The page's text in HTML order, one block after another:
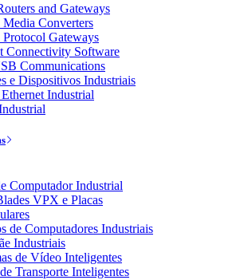
and Gateways
Converters
Gateways
Connectivity Software
Communications
e Dispositivos Industriais
Industrial
Computador Industrial
VPX e Placas
de Computadores Industriais
Industriais
de Vídeo Inteligentes
Transporte Inteligentes